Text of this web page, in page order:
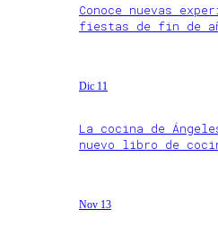
Conoce nuevas
fiestas de fin de
Dic 11
La cocina de
nuevo libro de
Nov 13